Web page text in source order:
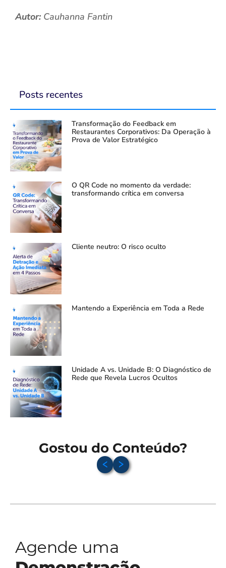
Autor: Cauhanna Fantin
Posts recentes
Transformação do Feedback em
Restaurantes Corporativos: Da Operação à
Prova de Valor Estratégico
O QR Code no momento da verdade:
transformando crítica em conversa
Cliente neutro: O risco oculto
Mantendo a Experiência em Toda a Rede
Unidade A vs. Unidade B: O Diagnóstico de
Rede que Revela Lucros Ocultos
Gostou do Conteúdo?
Agende uma